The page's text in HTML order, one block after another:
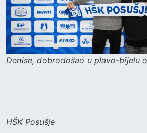
Denise, dobrodošao u plavo-bijelu
HŠK Posušje